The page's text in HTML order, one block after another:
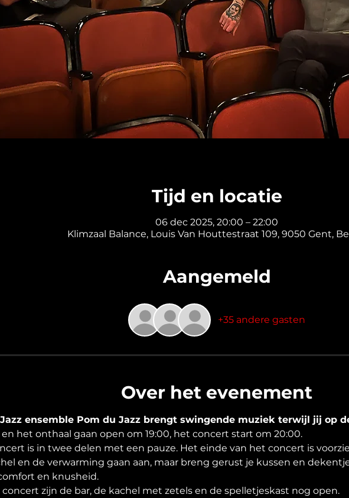
Tijd en locatie
06 dec 2025, 20:00 – 22:00
Klimzaal Balance, Louis Van Houttestraat 109, 9050 Gent,
Aangemeld
+35 andere gasten
Over het evenement
ensemble Pom du Jazz brengt swingende muziek terwijl jij op
en het onthaal gaan open om 19:00, het concert start om 20:00.
is in twee delen met een pauze. Het einde van het concert is
en de verwarming gaan aan, maar breng gerust je kussen en
en knusheid.
concert zijn de bar, de kachel met zetels en de spelletjeskast nog open.